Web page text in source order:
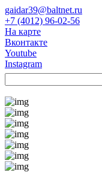
gaidar39@baltnet.ru
+7 (4012) 96-02-56
На карте
Вконтакте
Youtube
Instagram